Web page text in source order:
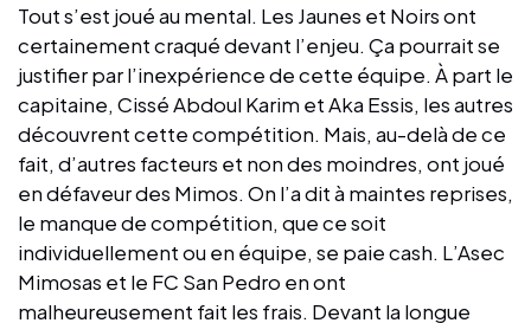
Tout s’est joué au mental. Les Jaunes et Noirs ont
certainement craqué devant l’enjeu. Ça pourrait se
justifier par l’inexpérience de cette équipe. À part le
capitaine, Cissé Abdoul Karim et Aka Essis, les autres
découvrent cette compétition. Mais, au-delà de ce
fait, d’autres facteurs et non des moindres, ont joué
en défaveur des Mimos. On l’a dit à maintes reprises,
le manque de compétition, que ce soit
individuellement ou en équipe, se paie cash. L’Asec
Mimosas et le FC San Pedro en ont
malheureusement fait les frais. Devant la longue